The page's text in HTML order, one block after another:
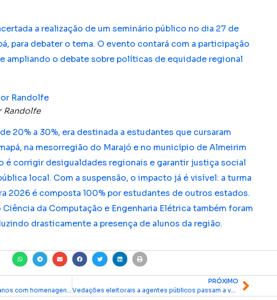
a realização de um seminário público no dia 27 de
para debater o tema. O evento contará com a participação
ampliando o debate sobre políticas de equidade regional
Randolfe
20% a 30%, era destinada a estudantes que cursaram
na mesorregião do Marajó e no município de Almeirim
é corrigir desigualdades regionais e garantir justiça social
local. Com a suspensão, o impacto já é visível: a turma
2026 é composta 100% por estudantes de outros estados.
da Computação e Engenharia Elétrica também foram
drasticamente a presença de alunos da região.
PRÓXIMO
Vedações eleitorais a agentes públicos passam a valer a partir desta quarta para nova eleição em Oiapoque